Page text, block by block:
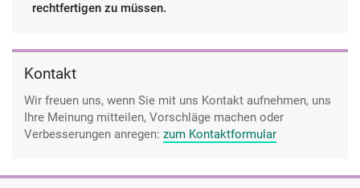
rechtfertigen zu müssen.
Kontakt
Wir freuen uns, wenn Sie mit uns Kontakt aufnehmen, uns
Ihre Meinung mitteilen, Vorschläge machen oder
Verbesserungen anregen: zum Kontaktformular